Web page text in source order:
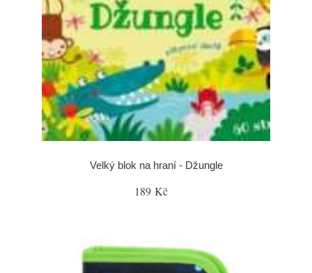
Velký blok na hraní - Džungle
189 Kč